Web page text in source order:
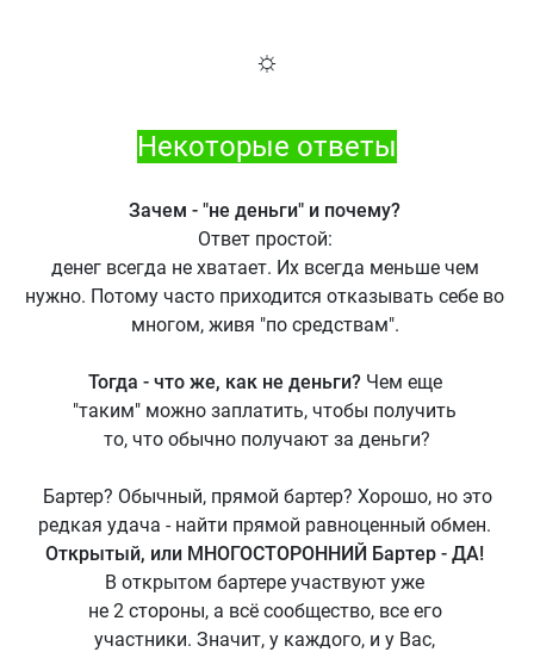
☼
Некоторые ответы
Зачем - "не деньги" и почему?
Ответ простой:
денег всегда не хватает. Их всегда меньше чем
нужно. Потому часто приходится отказывать себе во
многом, живя "по средствам".
Тогда - что же, как не деньги? Чем еще
"таким" можно заплатить, чтобы получить
то, что обычно получают за деньги?
Бартер? Обычный, прямой бартер? Хорошо, но это
редкая удача - найти прямой равноценный обмен.
Открытый, или МНОГОСТОРОННИЙ Бартер - ДА!
В открытом бартере участвуют уже
не 2 стороны, а всё сообщество, все его
участники. Значит, у каждого, и у Вас,